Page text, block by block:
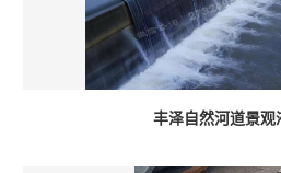
丰泽自然河道景观